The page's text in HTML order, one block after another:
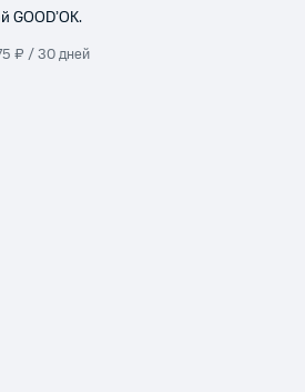
GOOD’OK.
₽ / 30 дней